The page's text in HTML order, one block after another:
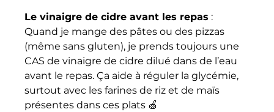
Le vinaigre de cidre avant les repas :
Quand je mange des pâtes ou des pizzas
(même sans gluten), je prends toujours une
CAS de vinaigre de cidre dilué dans de l’eau
avant le repas. Ça aide à réguler la glycémie,
surtout avec les farines de riz et de maïs
présentes dans ces plats 🍏